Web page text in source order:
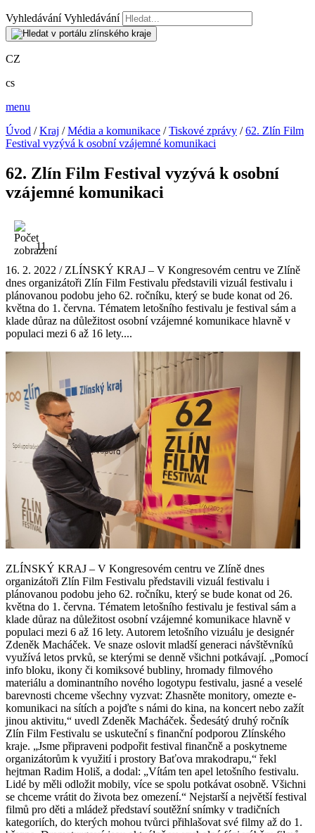
Vyhledávání Vyhledávání
CZ
cs
menu
Úvod /Kraj /Média a komunikace /Tiskové zprávy /62. Zlín Film
Festival vyzývá k osobní vzájemné komunikaci
62. Zlín Film Festival vyzývá k osobní
vzájemné komunikaci
11
16. 2. 2022 / ZLÍNSKÝ KRAJ – V Kongresovém centru ve Zlíně
dnes organizátoři Zlín Film Festivalu představili vizuál festivalu i
plánovanou podobu jeho 62. ročníku, který se bude konat od 26.
května do 1. června. Tématem letošního festivalu je festival sám a
klade důraz na důležitost osobní vzájemné komunikace hlavně v
populaci mezi 6 až 16 lety....
ZLÍNSKÝ KRAJ – V Kongresovém centru ve Zlíně dnes
organizátoři Zlín Film Festivalu představili vizuál festivalu i
plánovanou podobu jeho 62. ročníku, který se bude konat od 26.
května do 1. června. Tématem letošního festivalu je festival sám a
klade důraz na důležitost osobní vzájemné komunikace hlavně v
populaci mezi 6 až 16 lety. Autorem letošního vizuálu je designér
Zdeněk Macháček. Ve snaze oslovit mladší generaci návštěvníků
využívá letos prvků, se kterými se denně všichni potkávají. „Pomocí
info bloku, ikony či komiksové bubliny, hromady filmového
materiálu a dominantního nového logotypu festivalu, jasné a veselé
barevnosti chceme všechny vyzvat: Zhasněte monitory, omezte e-
komunikaci na sítích a pojďte s námi do kina, na koncert nebo zažít
jinou aktivitu,“ uvedl Zdeněk Macháček. Šedesátý druhý ročník
Zlín Film Festivalu se uskuteční s finanční podporou Zlínského
kraje. „Jsme připraveni podpořit festival finančně a poskytneme
organizátorům k využití i prostory Baťova mrakodrapu,“ řekl
hejtman Radim Holiš, a dodal: „Vítám ten apel letošního festivalu.
Lidé by měli odložit mobily, více se spolu potkávat osobně. Všichni
se chceme vrátit do života bez omezení.“ Nejstarší a největší festival
filmů pro děti a mládež představí soutěžní snímky v tradičních
kategoriích, do kterých mohou tvůrci přihlašovat své filmy až do 1.